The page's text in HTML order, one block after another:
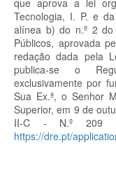
que aprova a lei
Tecnologia, I. P. e
alínea b) do n.º 2 do
Públicos, aprovada
redação dada pela
publica-se o
exclusivamente por
Sua Ex.ª, o Senhor
Superior, em 9 de
II-C - N.º 209
https://dre.pt/